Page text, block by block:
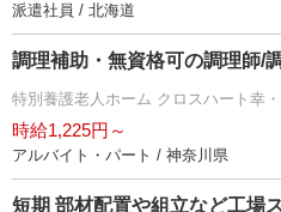
派遣社員 / 北海道
調理補助・無資格可の調理師/
特別養護老人ホーム クロスハート幸
時給1,225円～
アルバイト・パート / 神奈川県
短期 部材配置や組立など工場